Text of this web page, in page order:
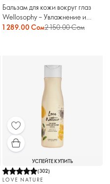
Бальзам для кожи вокруг глаз
Wellosophy – Увлажнение и
восстановление
1 289.00 Сом2 150.00 Сом
УСПЕЙТЕ КУПИТЬ
(302)
LOVE NATURE